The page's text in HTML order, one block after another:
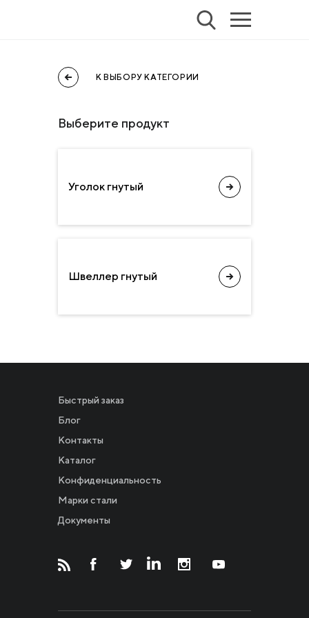
К ВЫБОРУ КАТЕГОРИИ
Выберите продyкт
Уголок гнутый
Швеллер гнутый
Быстрый заказ
Блог
Контакты
Каталог
Конфиденциальность
Марки стали
Документы
Новости
Инвесторам